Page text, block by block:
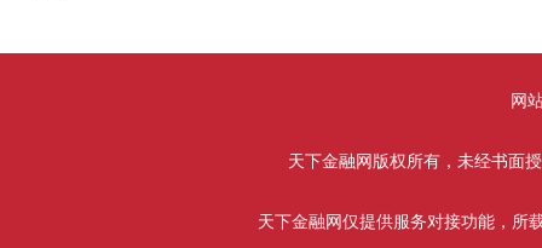
网
天下金融网版权所有，未经书面
天下金融网仅提供服务对接功能，所